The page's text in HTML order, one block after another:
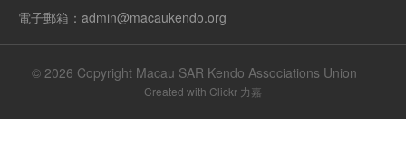
電子郵箱：admin@macaukendo.org
© 2026 Copyright Macau SAR Kendo Associations Union
Created with Clickr 力嘉